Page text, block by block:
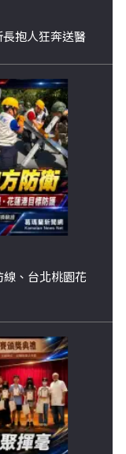
抱人狂奔送醫
、台北桃園花